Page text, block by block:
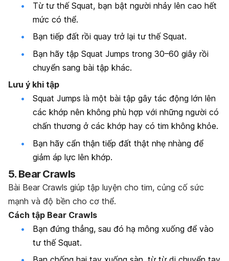
Từ tư thế Squat, bạn bật người nhảy lên cao hết
mức có thể.
Bạn tiếp đất rồi quay trở lại tư thế Squat.
Bạn hãy tập Squat Jumps trong 30–60 giây rồi
chuyển sang bài tập khác.
Lưu ý khi tập
Squat Jumps là một bài tập gây tác động lớn lên
các khớp nên không phù hợp với những người có
chấn thương ở các khớp hay có tim không khỏe.
Bạn hãy cẩn thận tiếp đất thật nhẹ nhàng để
giảm áp lực lên khớp.
5. Bear Crawls
Bài Bear Crawls giúp tập luyện cho tim, củng cố sức
mạnh và độ bền cho cơ thể.
Cách tập Bear Crawls
Bạn đứng thẳng, sau đó hạ mông xuống để vào
tư thế Squat.